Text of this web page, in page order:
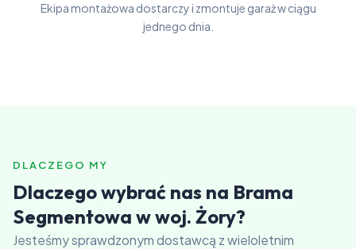
Ekipa montażowa dostarczy i zmontuje garaż w ciągu
jednego dnia.
DLACZEGO MY
Dlaczego wybrać nas na Brama
Segmentowa w woj. Żory?
Jesteśmy sprawdzonym dostawcą z wieloletnim